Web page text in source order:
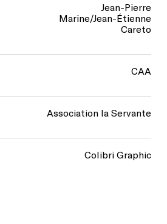
Jean-Pierre
Marine/Jean-Étienne
Careto
CAA
Association la Servante
Colibri Graphic